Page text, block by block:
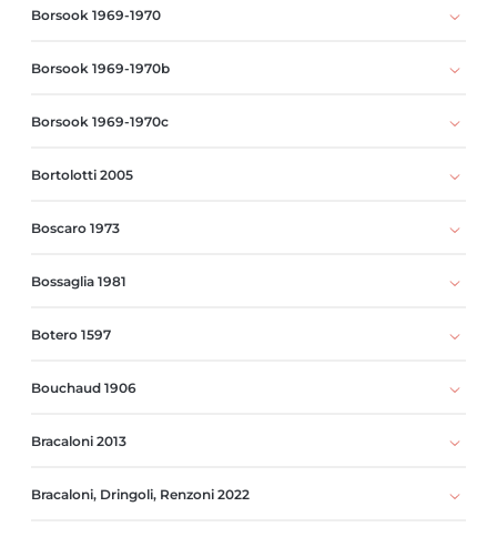
Borsook 1969-1970
Borsook 1969-1970b
Borsook 1969-1970c
Bortolotti 2005
Boscaro 1973
Bossaglia 1981
Botero 1597
Bouchaud 1906
Bracaloni 2013
Bracaloni, Dringoli, Renzoni 2022